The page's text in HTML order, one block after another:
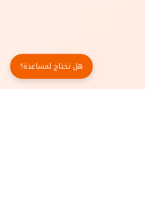
هل تحتاج لمساعدة؟